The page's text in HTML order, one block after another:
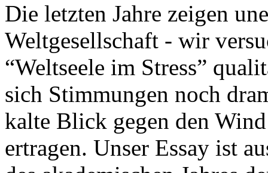
Die letzten Jahre zeigen
Weltgesellschaft - wir
“Weltseele im Stress”
sich Stimmungen noch
kalte Blick gegen den
ertragen. Unser Essay ist